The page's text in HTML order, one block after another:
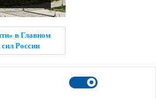
в Главном
России